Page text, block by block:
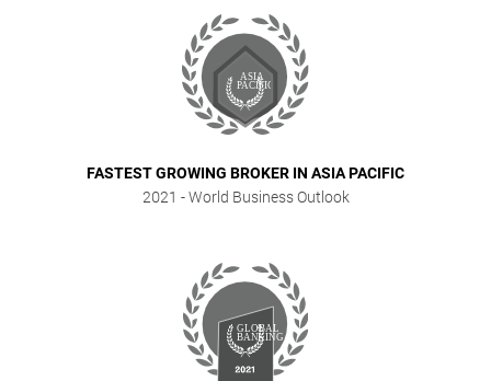
FASTEST GROWING BROKER IN ASIA PACIFIC
2021 - World Business Outlook